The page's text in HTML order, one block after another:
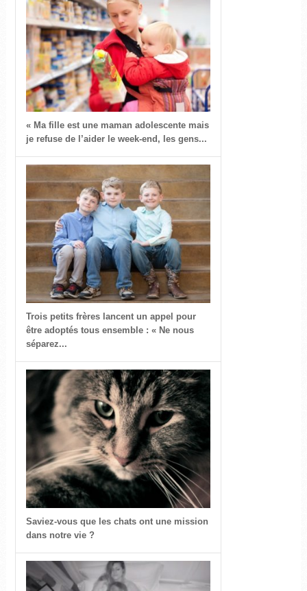
« Ma fille est une maman adolescente mais
je refuse de l’aider le week-end, les gens...
Trois petits frères lancent un appel pour
être adoptés tous ensemble : « Ne nous
séparez...
Saviez-vous que les chats ont une mission
dans notre vie ?